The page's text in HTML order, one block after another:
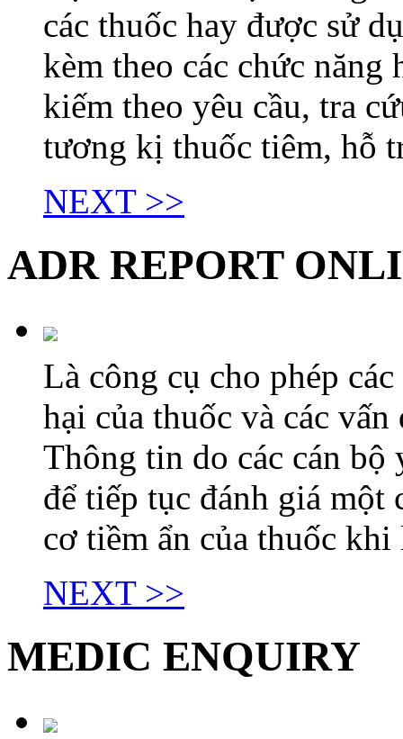
các thuốc hay được sử
kèm theo các chức
kiếm theo yêu cầu, tra
tương kị thuốc tiêm, hỗ
NEXT >>
ADR REPORT
Là công cụ cho phép
hại của thuốc và các
Thông tin do các cán bộ
để tiếp tục đánh giá một
cơ tiềm ẩn của thuốc
NEXT >>
MEDIC ENQUIRY